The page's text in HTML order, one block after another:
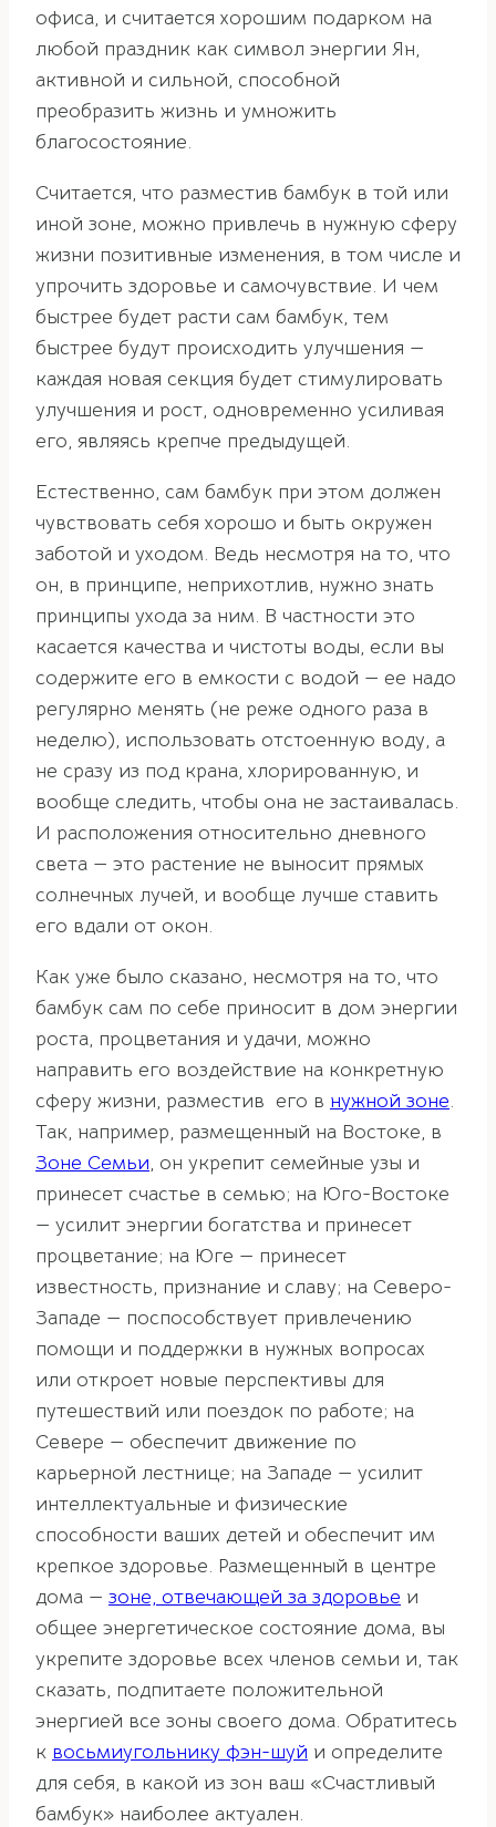
офиса, и считается хорошим подарком на
любой праздник как символ энергии Ян,
активной и сильной, способной
преобразить жизнь и умножить
благосостояние.
Считается, что разместив бамбук в той или
иной зоне, можно привлечь в нужную сферу
жизни позитивные изменения, в том числе и
упрочить здоровье и самочувствие. И чем
быстрее будет расти сам бамбук, тем
быстрее будут происходить улучшения —
каждая новая секция будет стимулировать
улучшения и рост, одновременно усиливая
его, являясь крепче предыдущей.
Естественно, сам бамбук при этом должен
чувствовать себя хорошо и быть окружен
заботой и уходом. Ведь несмотря на то, что
он, в принципе, неприхотлив, нужно знать
принципы ухода за ним. В частности это
касается качества и чистоты воды, если вы
содержите его в емкости с водой — ее надо
регулярно менять (не реже одного раза в
неделю), использовать отстоенную воду, а
не сразу из под крана, хлорированную, и
вообще следить, чтобы она не застаивалась.
И расположения относительно дневного
света — это растение не выносит прямых
солнечных лучей, и вообще лучше ставить
его вдали от окон.
Как уже было сказано, несмотря на то, что
бамбук сам по себе приносит в дом энергии
роста, процветания и удачи, можно
направить его воздействие на конкретную
сферу жизни, разместив его в нужной зоне.
Так, например, размещенный на Востоке, в
Зоне Семьи, он укрепит семейные узы и
принесет счастье в семью; на Юго-Востоке
— усилит энергии богатства и принесет
процветание; на Юге — принесет
известность, признание и славу; на Северо-
Западе — поспособствует привлечению
помощи и поддержки в нужных вопросах
или откроет новые перспективы для
путешествий или поездок по работе; на
Севере — обеспечит движение по
карьерной лестнице; на Западе — усилит
интеллектуальные и физические
способности ваших детей и обеспечит им
крепкое здоровье. Размещенный в центре
дома — зоне, отвечающей за здоровье и
общее энергетическое состояние дома, вы
укрепите здоровье всех членов семьи и, так
сказать, подпитаете положительной
энергией все зоны своего дома. Обратитесь
к восьмиугольнику фэн-шуй и определите
для себя, в какой из зон ваш «Счастливый
бамбук» наиболее актуален.